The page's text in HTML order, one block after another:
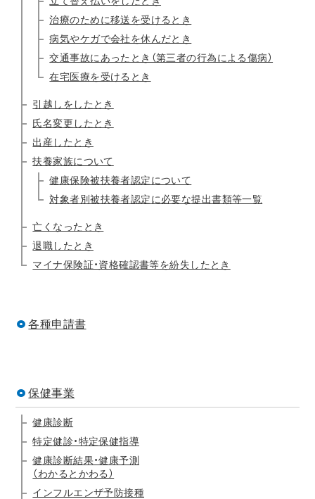
治療のために移送を受けるとき
病気やケガで会社を休んだとき
交通事故にあったとき（第三者の行為による傷病）
在宅医療を受けるとき
引越しをしたとき
氏名変更したとき
出産したとき
扶養家族について
健康保険被扶養者認定について
対象者別被扶養者認定に必要な提出書類等一覧
亡くなったとき
退職したとき
マイナ保険証・資格確認書等を紛失したとき
各種申請書
保健事業
健康診断
特定健診・特定保健指導
健康診断結果・健康予測
（わかるとかわる）
インフルエンザ予防接種